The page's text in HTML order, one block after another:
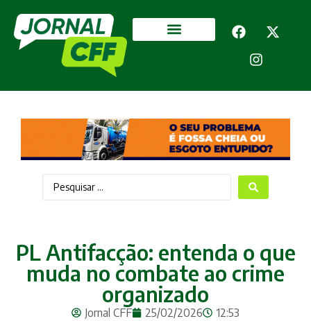
PL Antifacção: entenda o que
muda no combate ao crime
organizado
Jornal CFF 25/02/2026
12:53